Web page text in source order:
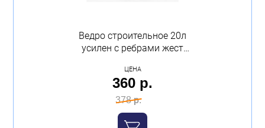
Ведро строительное 20л
усилен с ребрами жест
ЦЕНА
360 р.
378 р.